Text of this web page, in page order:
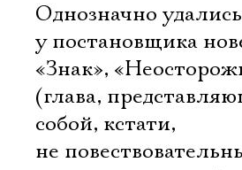
Однозначно удались
у постановщика
«Знак»,
(глава,
собой, кстати,
не